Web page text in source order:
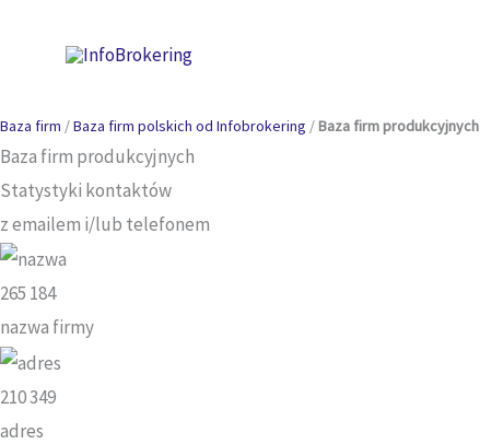
Baza firm /Baza firm polskich od Infobrokering /Baza firm produkcyjnych
Baza firm produkcyjnych
Statystyki kontaktów
z emailem i/lub telefonem
265 184
nazwa firmy
210 349
adres